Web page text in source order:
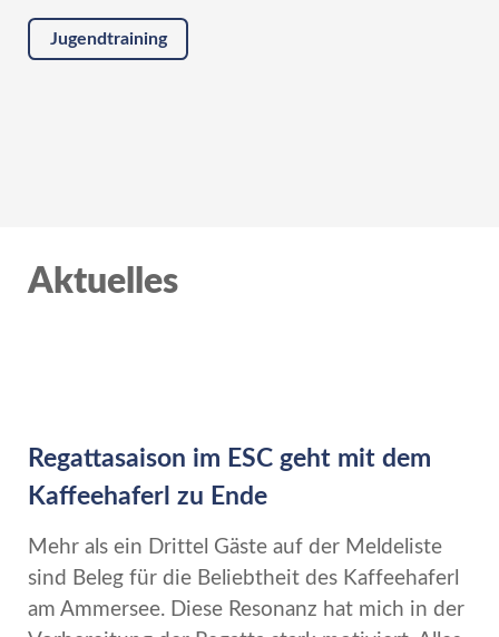
Jugendtraining
Aktuelles
Regattasaison im ESC geht mit dem
Kaffeehaferl zu Ende
Mehr als ein Drittel Gäste auf der Meldeliste
sind Beleg für die Beliebtheit des Kaffeehaferl
am Ammersee. Diese Resonanz hat mich in der